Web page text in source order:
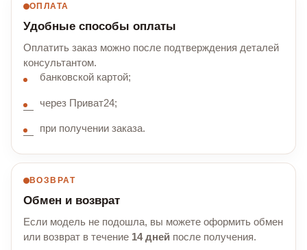
ОПЛАТА
Удобные способы оплаты
Оплатить заказ можно после подтверждения деталей
консультантом.
банковской картой;
через Приват24;
при получении заказа.
ВОЗВРАТ
Обмен и возврат
Если модель не подошла, вы можете оформить обмен
или возврат в течение 14 дней после получения.